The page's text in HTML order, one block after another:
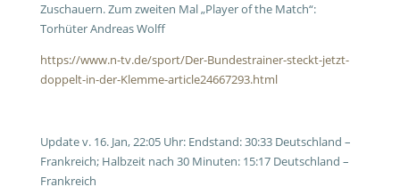
Zuschauern. Zum zweiten Mal „Player of the Match“:
Torhüter Andreas Wolff
https://www.n-tv.de/sport/Der-Bundestrainer-steckt-jetzt-
doppelt-in-der-Klemme-article24667293.html
Update v. 16. Jan, 22:05 Uhr: Endstand: 30:33 Deutschland –
Frankreich; Halbzeit nach 30 Minuten: 15:17 Deutschland –
Frankreich